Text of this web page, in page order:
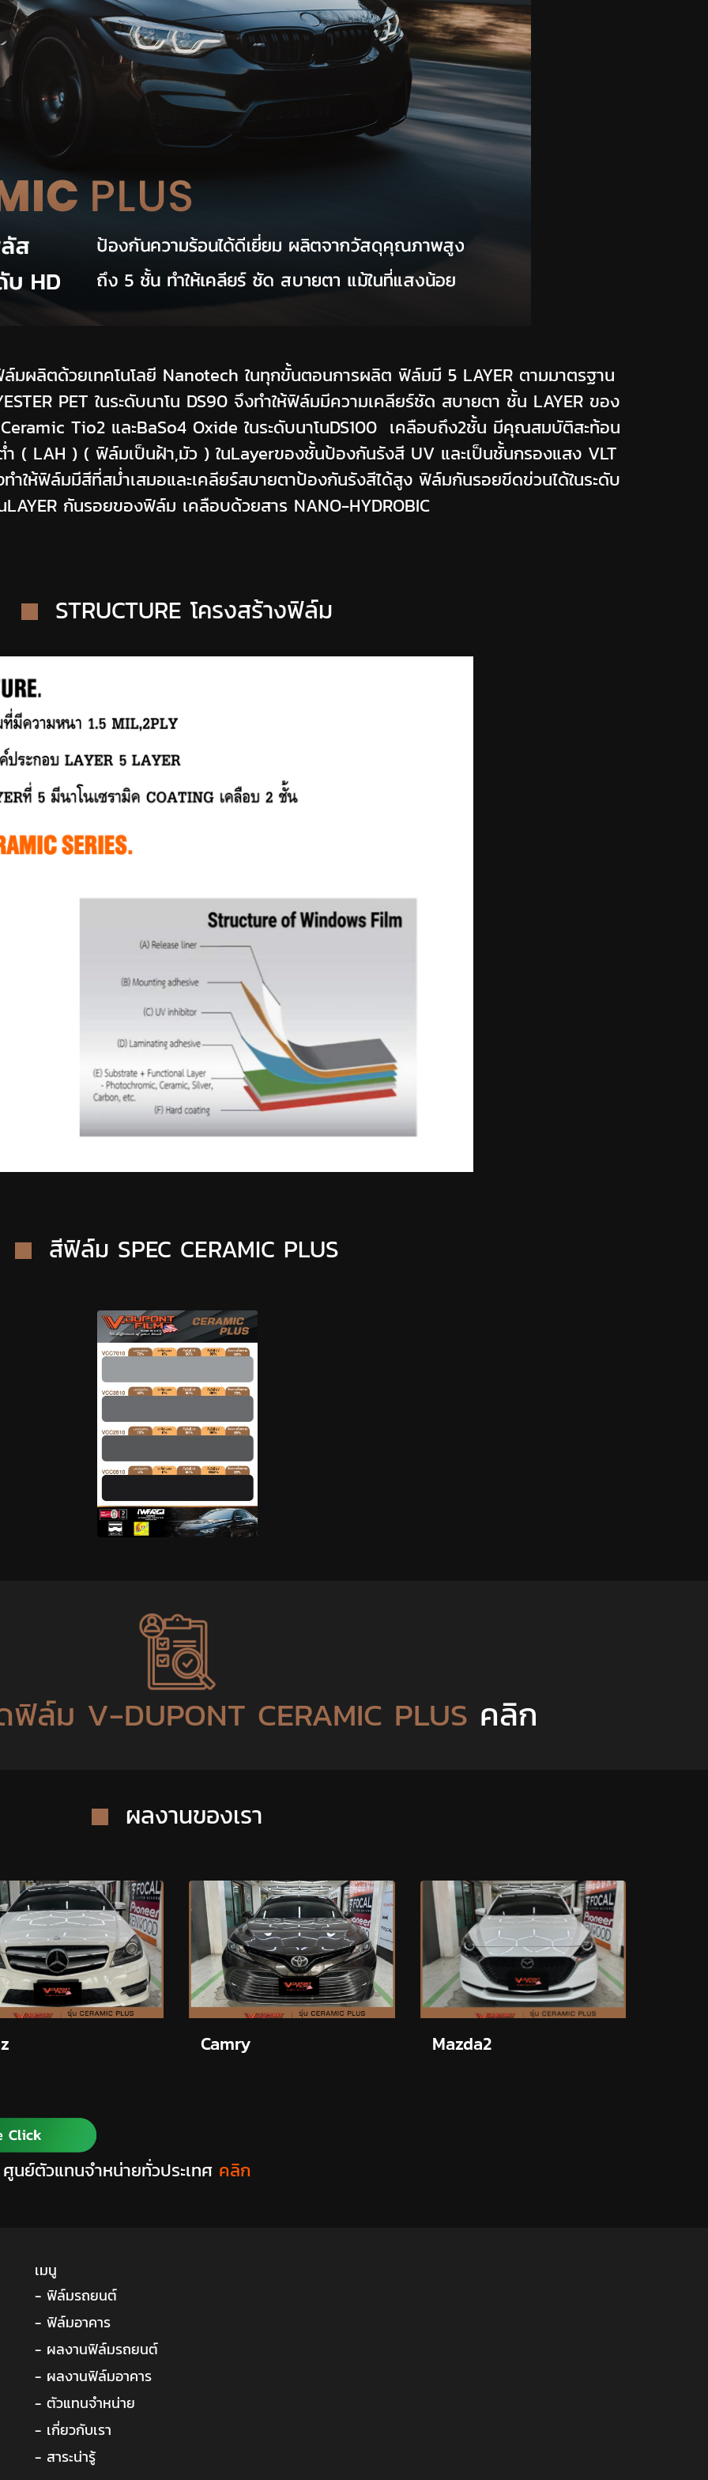
ล์มผลิตด้วยเทคโนโลยี Nanotech ในทุกขั้นตอนการผลิต ฟิล์มมี 5 LAYER ตามมาตรฐาน
PET ในระดับนาโน DS90 จึงทำให้ฟิล์มมีความเคลียร์ชัด สบายตา ชั้น LAYER ของ
Tio2 และBaSo4 Oxide ในระดับนาโนDS100 เคลือบถึง2ชั้น มีคุณสมบัติสะท้อน
ำ ( LAH ) ( ฟิล์มเป็นฝ้า,มัว ) ในLayerของชั้นป้องกันรังสี UV และเป็นชั้นกรองแสง VLT
ำให้ฟิล์มมีสีที่สม่ำเสมอและเคลียร์สบายตาป้องกันรังสีได้สูง ฟิล์มกันรอยขีดข่วนได้ในระดับ
LAYER กันรอยของฟิล์ม เคลือบด้วยสาร NANO-HYDROBIC
STRUCTURE โครงสร้างฟิล์ม
สีฟิล์ม SPEC CERAMIC PLUS
ฟิล์ม V-DUPONT CERAMIC PLUS คลิก
ผลงานของเรา
Camry Mazda2
ย์ตัวแทนจำหน่ายทั่วประเทศ คลิก
เมนู
- ฟิล์มรถยนต์
- ฟิล์มอาคาร
- ผลงานฟิล์มรถยนต์
- ผลงานฟิล์มอาคาร
- ตัวแทนจำหน่าย
- เกี่ยวกับเรา
- สาระน่ารู้